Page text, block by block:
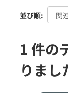
並び順
1 件の
りまし